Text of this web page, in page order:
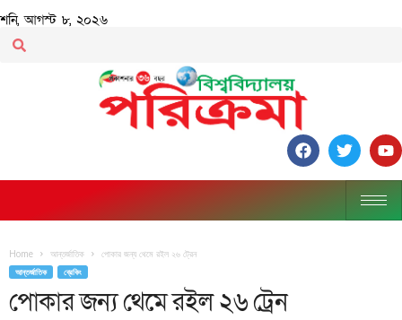
শনি, আগস্ট ৮, ২০২৬
Home আন্তর্জাতিক পোকার জন্য থেমে রইল ২৬ ট্রেন
আন্তর্জাতিক ব্রেকিং
পোকার জন্য থেমে রইল ২৬ ট্রেন